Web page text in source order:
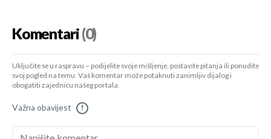
Komentari(0)
Uključite se u raspravu – podijelite svoje mišljenje, postavite pitanja ili ponudite
svoj pogled na temu. Vaš komentar može potaknuti zanimljiv dijalog i
obogatiti zajednicu našeg portala.
Važna obavijest !